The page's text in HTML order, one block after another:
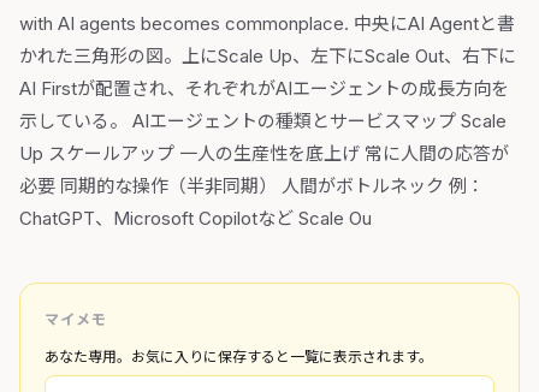
with AI agents becomes commonplace. 中央にAI Agentと書
かれた三角形の図。上にScale Up、左下にScale Out、右下に
AI Firstが配置され、それぞれがAIエージェントの成長方向を
示している。 AIエージェントの種類とサービスマップ Scale
Up スケールアップ 一人の生産性を底上げ 常に人間の応答が
必要 同期的な操作（半非同期） 人間がボトルネック 例：
ChatGPT、Microsoft Copilotなど Scale Ou
マイメモ
あなた専用。お気に入りに保存すると一覧に表示されます。